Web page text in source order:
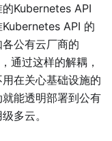
Kubernetes API
API 的
公有云厂商的
通过这样的解耦，
在关心基础设施的
能透明部署到公有
多云。